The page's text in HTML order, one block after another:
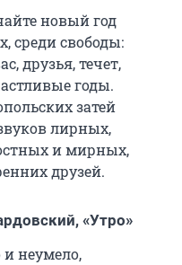
новый год
среди свободы:
друзья, течет,
годы.
затей
лирных,
и мирных,
друзей.
«Утро»
и неумело,